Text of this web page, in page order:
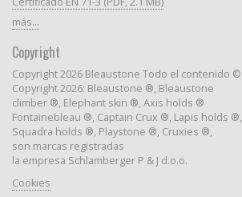
más...
Copyright
Copyright 2026 Bleaustone Todo el contenido ©
Copyright 2026: Bleaustone ®, Bleaustone
climber ®, Elephant skin ®, Axis holds ®
Fontainebleau ®, Captain Crux ®, Lapis holds ®,
Squadra holds ®, Playstone ®, Cruxies ®,
son marcas registradas
la empresa Schlamberger P & J d.o.o.
Cookies